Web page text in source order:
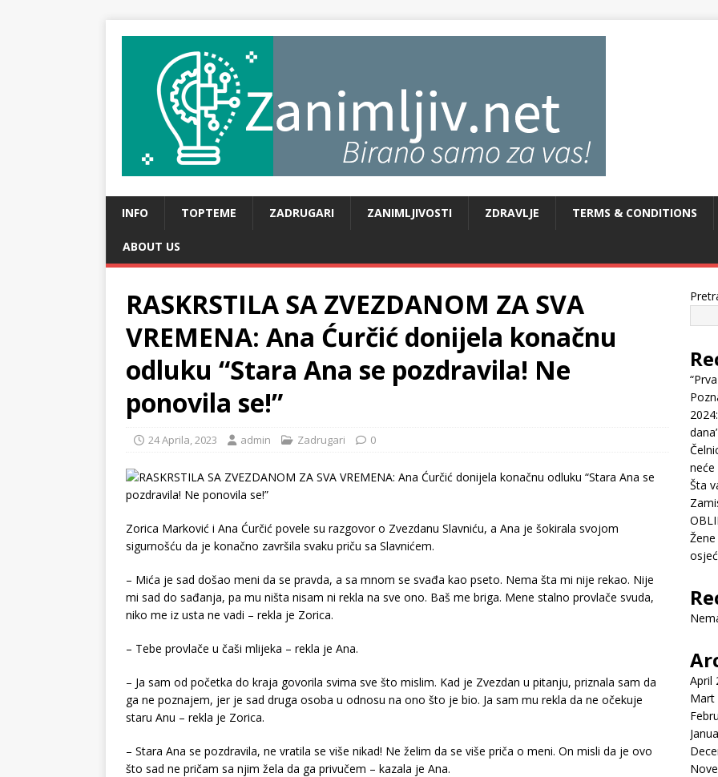
INFO TOPTEME ZADRUGARI ZANIMLJIVOSTI ZDRAVLJE TERMS & CONDITIONS
ABOUT US
RASKRSTILA SA ZVEZDANOM ZA SVA
VREMENA: Ana Ćurčić donijela konačnu
odluku “Stara Ana se pozdravila! Ne
ponovila se!”
24 Aprila, 2023 admin Zadrugari 0
Zorica Marković i Ana Ćurčić povele su razgovor o Zvezdanu Slavniću, a Ana je šokirala svojom
sigurnošću da je konačno završila svaku priču sa Slavnićem.
– Mića je sad došao meni da se pravda, a sa mnom se svađa kao pseto. Nema šta mi nije rekao. Nije
mi sad do sađanja, pa mu ništa nisam ni rekla na sve ono. Baš me briga. Mene stalno provlače svuda,
niko me iz usta ne vadi – rekla je Zorica.
– Tebe provlače u čaši mlijeka – rekla je Ana.
– Ja sam od početka do kraja govorila svima sve što mislim. Kad je Zvezdan u pitanju, priznala sam da
ga ne poznajem, jer je sad druga osoba u odnosu na ono što je bio. Ja sam mu rekla da ne očekuje
staru Anu – rekla je Zorica.
– Stara Ana se pozdravila, ne vratila se više nikad! Ne želim da se više priča o meni. On misli da je ovo
što sad ne pričam sa njim žela da ga privučem – kazala je Ana.
dana’
neće
Šta
April
Mart